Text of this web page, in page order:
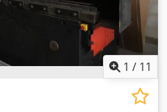
1 / 11